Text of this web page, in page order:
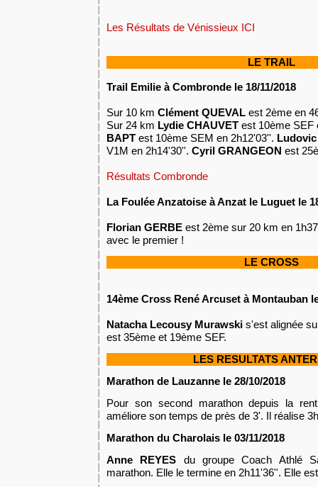
Les Résultats de Vénissieux ICI
LE TRAIL
Trail Emilie à Combronde le 18/11/2018
Sur 10 km Clément QUEVAL est 2ème en
Sur 24 km Lydie CHAUVET est 10ème SEF
BAPT est 10ème SEM en 2h12'03''.
V1M en 2h14'30''. Cyril GRANGEON est
Résultats Combronde
La Foulée Anzatoise à Anzat le Luguet le
Florian GERBE est 2ème sur 20 km en
avec le premier !
LE CROSS
14ème Cross René Arcuset à Montauban
Natacha Lecousy Murawski s'est alignée
est 35ème et 19ème SEF.
LES RESULTATS
Marathon de Lauzanne le 28/10/2018
Pour son second marathon depuis la
améliore son temps de près de 3'. Il réalise
Marathon du Charolais le 03/11/2018
Anne REYES du groupe Coach Athlé
marathon. Elle le termine en 2h11'36''. Elle